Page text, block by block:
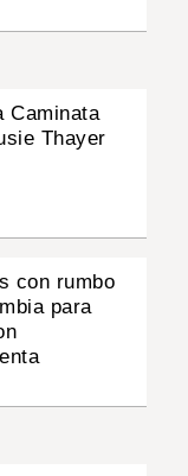
Caminata
Thayer
con rumbo
para